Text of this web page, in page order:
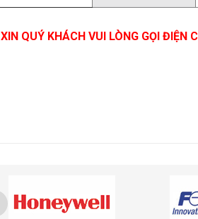
XIN QUÝ KHÁCH VUI LÒNG GỌI ĐIỆN